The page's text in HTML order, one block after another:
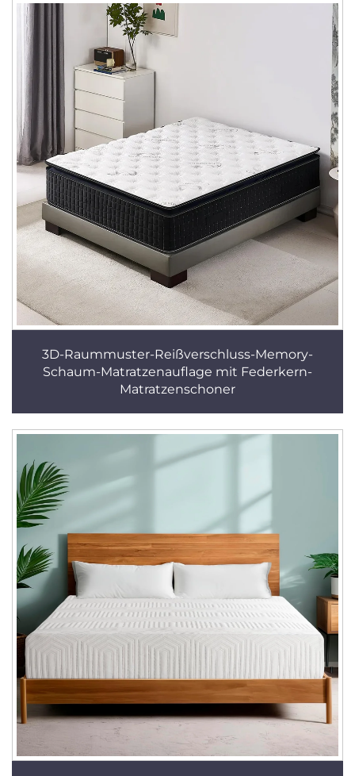
3D-Raummuster-Reißverschluss-Memory-
Schaum-Matratzenauflage mit Federkern-
Matratzenschoner